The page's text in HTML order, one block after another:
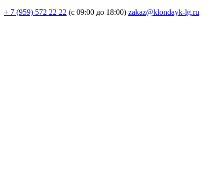
+ 7 (959) 572 22 22 (с 09:00 до 18:00) zakaz@klondayk-lg.ru